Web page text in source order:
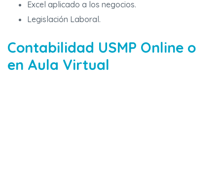
Excel aplicado a los negocios.
Legislación Laboral.
Contabilidad USMP Online o
en Aula Virtual